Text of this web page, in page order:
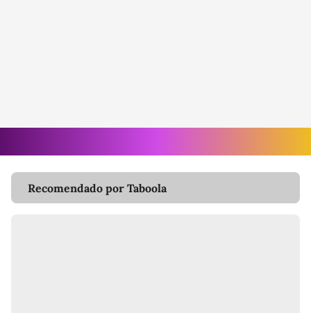
Recomendado por Taboola